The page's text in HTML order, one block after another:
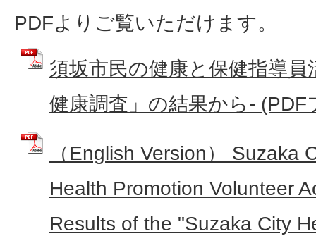
PDFよりご覧いただけます。
須坂市民の健康と保健指導員
健康調査」の結果から‐
（English Version） Suzaka
Health Promotion Volunteer
Results of the "Suzaka City